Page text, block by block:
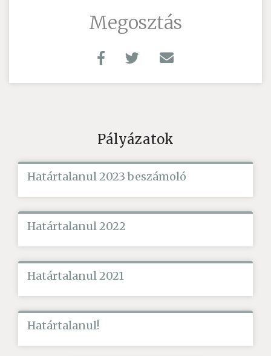
Megosztás
Pályázatok
Határtalanul 2023 beszámoló
Határtalanul 2022
Határtalanul 2021
Határtalanul!